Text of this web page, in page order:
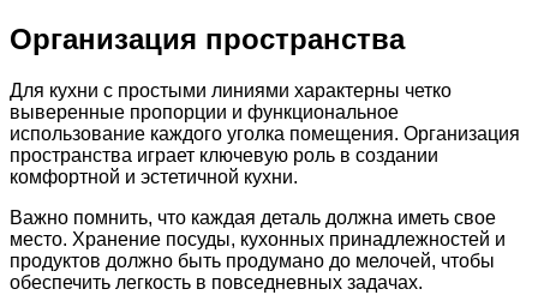
Организация пространства
Для кухни с простыми линиями характерны четко
выверенные пропорции и функциональное
использование каждого уголка помещения. Организация
пространства играет ключевую роль в создании
комфортной и эстетичной кухни.
Важно помнить, что каждая деталь должна иметь свое
место. Хранение посуды, кухонных принадлежностей и
продуктов должно быть продумано до мелочей, чтобы
обеспечить легкость в повседневных задачах.